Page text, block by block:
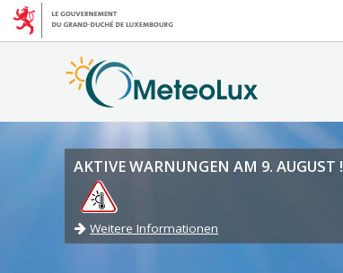
AKTIVE WARNUNGEN AM 9. AUGUST !
Weitere Informationen